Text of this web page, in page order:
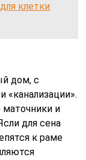
клетки
дом, с
«канализации».
и
для сена
к раме